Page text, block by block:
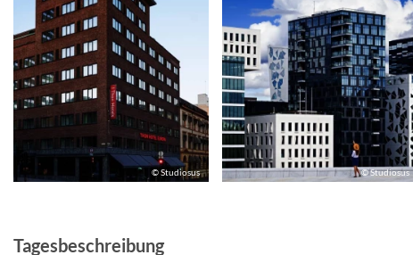
© Studiosus © Studiosus
Tagesbeschreibung